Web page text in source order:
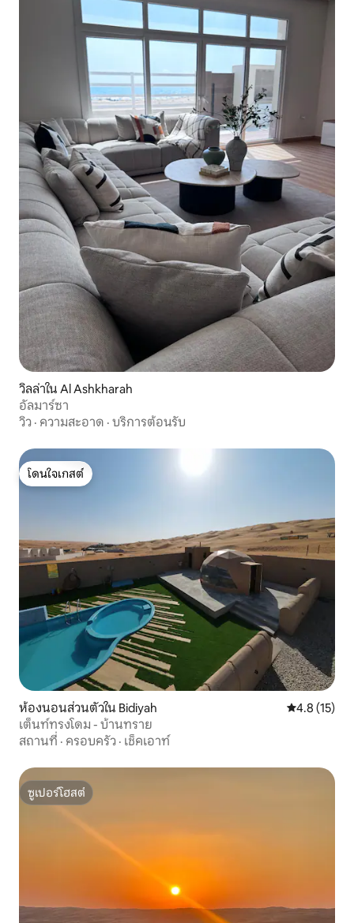
วิลล่าใน Al Ashkharah
อัลมาร์ซา
วิว · ความสะอาด · บริการต้อนรับ
โดนใจเกสต์
โดนใจเกสต์
ห้องนอนส่วนตัวใน Bidiyah คะแนนเฉลี่ย
4.8 (15)
เต็นท์ทรงโดม - บ้านทราย
สถานที่ · ครอบครัว · เช็คเอาท์
ซูเปอร์โฮสต์
ซูเปอร์โฮสต์